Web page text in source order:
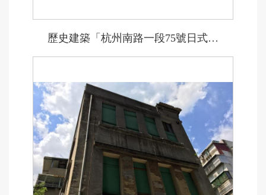
歷史建築「杭州南路一段75號日式宿舍」